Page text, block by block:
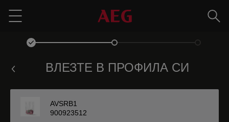
Menu
ВЛЕЗТЕ В ПРОФИЛА СИ
AVSRB1
900923512